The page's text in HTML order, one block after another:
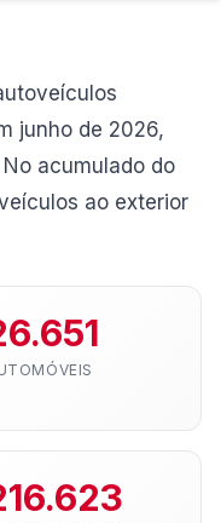
junho de 2026,
acumulado do
ao exterior